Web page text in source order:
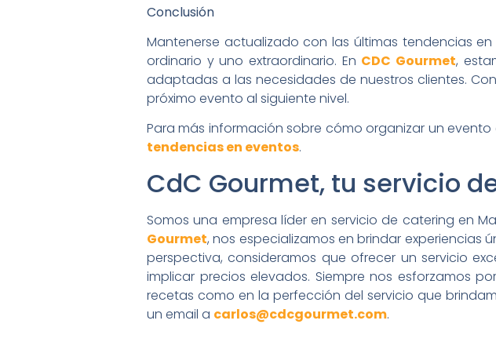
Conclusión
Mantenerse actualizado con las últimas tendencias
ordinario y uno extraordinario. En CDC Gourmet,
adaptadas a las necesidades de nuestros clientes.
próximo evento al siguiente nivel.
Para más información sobre cómo organizar un
tendencias en eventos.
CdC Gourmet, tu servicio
Somos una empresa líder en servicio de catering en
Gourmet, nos especializamos en brindar experiencias
perspectiva, consideramos que ofrecer un servicio
implicar precios elevados. Siempre nos esforzamos
recetas como en la perfección del servicio que
un email a carlos@cdcgourmet.com.